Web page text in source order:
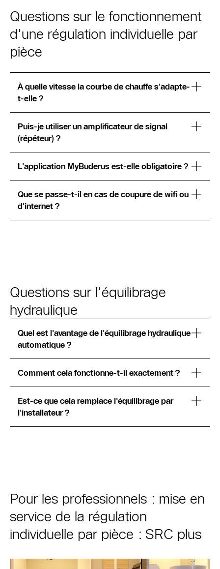
Questions sur le fonctionnement
d'une régulation individuelle par
pièce
À quelle vitesse la courbe de chauffe s'adapte-
t-elle ?
Puis-je utiliser un amplificateur de signal
(répéteur) ?
L'application MyBuderus est-elle obligatoire ?
Que se passe-t-il en cas de coupure de wifi ou
d'internet ?
Questions sur l'équilibrage
hydraulique
Quel est l'avantage de l'équilibrage hydraulique
automatique ?
Comment cela fonctionne-t-il exactement ?
Est-ce que cela remplace l'équilibrage par
l'installateur ?
Pour les professionnels : mise en
service de la régulation
individuelle par pièce : SRC plus